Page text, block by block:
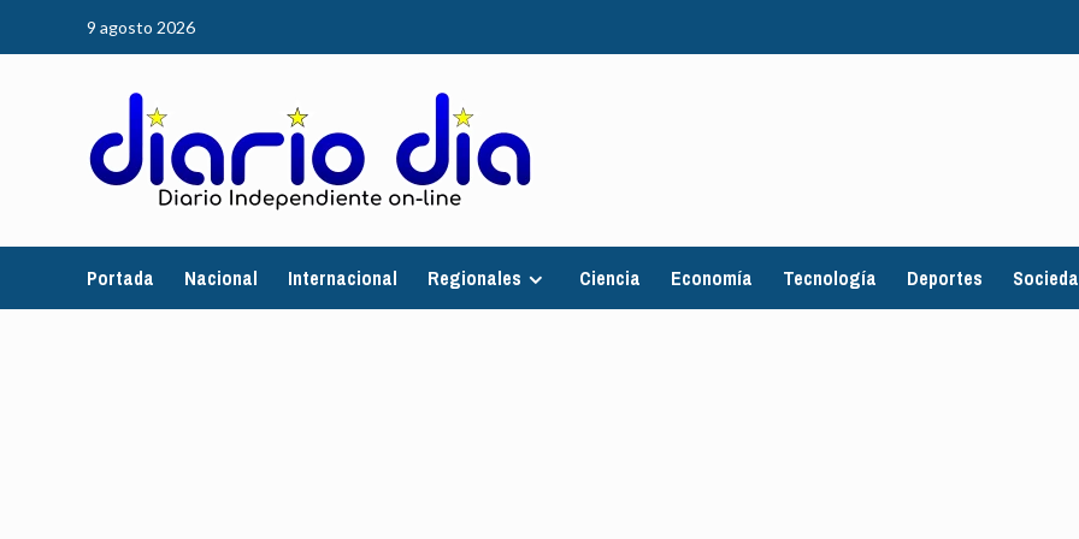
9 agosto 2026
Portada Nacional Internacional Regionales Ciencia Economía Tecnología Deportes